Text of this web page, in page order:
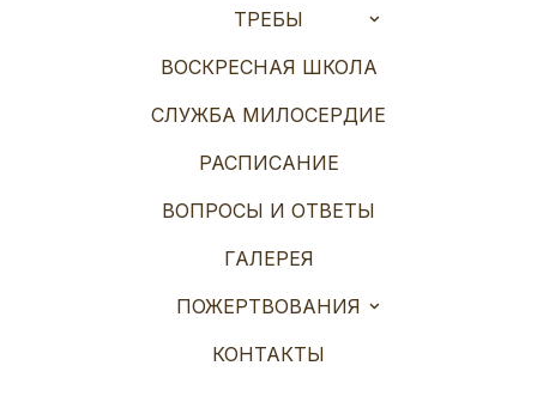
ТРЕБЫ
ВОСКРЕСНАЯ ШКОЛА
СЛУЖБА МИЛОСЕРДИЕ
РАСПИСАНИЕ
ВОПРОСЫ И ОТВЕТЫ
ГАЛЕРЕЯ
ПОЖЕРТВОВАНИЯ
КОНТАКТЫ